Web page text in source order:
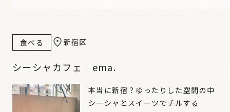
食べる 新宿区
シーシャカフェ ema.
本当に新宿？ゆったりした空間の中
シーシャとスイーツでチルする